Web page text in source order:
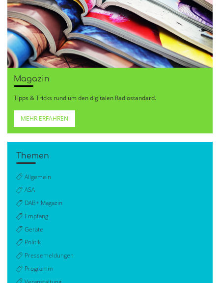
Magazin
Tipps & Tricks rund um den digitalen Radiostandard.
MEHR ERFAHREN
Themen
Allgemein
ASA
DAB+ Magazin
Empfang
Geräte
Politik
Pressemeldungen
Programm